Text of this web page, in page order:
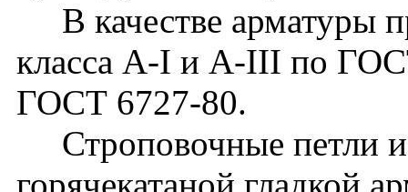
В качестве арматуры
класса A-I и A-III по
ГОСТ 6727-80.
Строповочные петли